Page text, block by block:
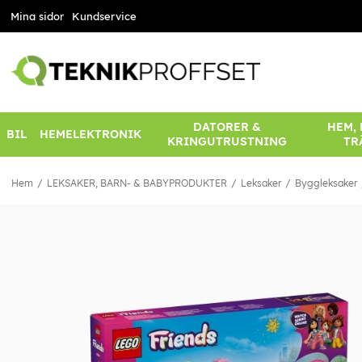
Mina sidor Kundservice
BIL HEMELEKTRONIK
DATORER &
KRINGUTRUSTNING
HEM,
Hem LEKSAKER, BARN- & BABYPRODUKTER Leksaker Byggleksaker